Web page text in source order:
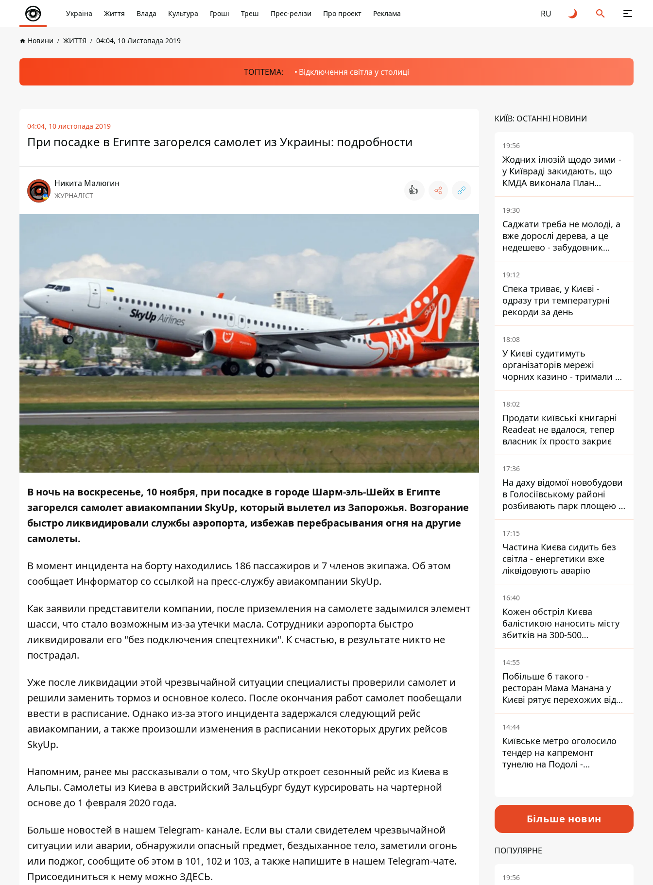
Україна Життя Влада Культура Гроші Треш Прес-релізи Про проект Реклама RU
Новини ЖИТТЯ 04:04, 10 Листопада 2019
ТОПТЕМА: Відключення світла у столиці
04:04, 10 листопада 2019
При посадке в Египте загорелся самолет из Украины: подробности
Никита Малюгин
ЖУРНАЛІСТ 👍
В ночь на воскресенье, 10 ноября, при посадке в городе Шарм-эль-Шейх в Египте
загорелся самолет авиакомпании SkyUp, который вылетел из Запорожья. Возгорание
быстро ликвидировали службы аэропорта, избежав перебрасывания огня на другие
самолеты.
В момент инцидента на борту находились 186 пассажиров и 7 членов экипажа. Об этом
сообщает Информатор со ссылкой на пресс-службу авиакомпании SkyUp.
Как заявили представители компании, после приземления на самолете задымился элемент
шасси, что стало возможным из-за утечки масла. Сотрудники аэропорта быстро
ликвидировали его "без подключения спецтехники". К счастью, в результате никто не
пострадал.
Уже после ликвидации этой чрезвычайной ситуации специалисты проверили самолет и
решили заменить тормоз и основное колесо. После окончания работ самолет пообещали
ввести в расписание. Однако из-за этого инцидента задержался следующий рейс
авиакомпании, а также произошли изменения в расписании некоторых других рейсов
SkyUp.
Напомним, ранее мы рассказывали о том, что SkyUp откроет сезонный рейс из Киева в
Альпы. Самолеты из Киева в австрийский Зальцбург будут курсировать на чартерной
основе до 1 февраля 2020 года.
Больше новостей в нашем Telegram- канале. Если вы стали свидетелем чрезвычайной
ситуации или аварии, обнаружили опасный предмет, бездыханное тело, заметили огонь
или поджог, сообщите об этом в 101, 102 и 103, а также напишите в нашем Telegram-чате.
Присоединиться к нему можно ЗДЕСЬ.
КИЇВ: ОСТАННІ НОВИНИ
19:56
Жодних ілюзій щодо зими -
у Київраді закидають, що
КМДА виконала План
стійкості на 20%
19:30
Саджати треба не молоді, а
вже дорослі дерева, а це
недешево - забудовник
Ніконов
19:12
Спека триває, у Києві -
одразу три температурні
рекорди за день
18:08
У Києві судитимуть
організаторів мережі
чорних казино - тримали 39
закладів
18:02
Продати київські книгарні
Readeat не вдалося, тепер
власник їх просто закриє
17:36
На даху відомої новобудови
в Голосіївському районі
розбивають парк площею в
гектар
17:15
Частина Києва сидить без
світла - енергетики вже
ліквідовують аварію
16:40
Кожен обстріл Києва
балістикою наносить місту
збитків на 300-500
мільйонів - Петро
Пантелеєв
14:55
Побільше б такого -
ресторан Мама Манана у
Києві рятує перехожих від
спеки
14:44
Київське метро оголосило
тендер на капремонт
тунелю на Подолі -
Більше новин
ПОПУЛЯРНЕ
19:56